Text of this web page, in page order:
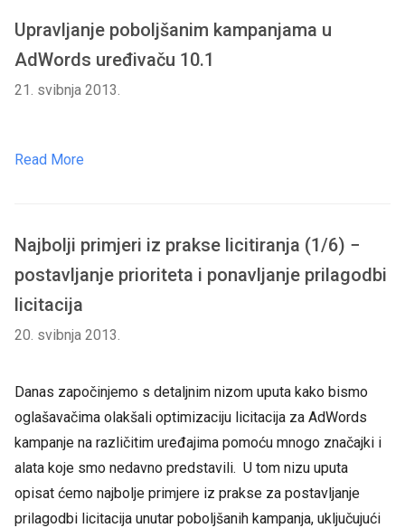
Upravljanje poboljšanim kampanjama u
AdWords uređivaču 10.1
21. svibnja 2013.
Read More
Najbolji primjeri iz prakse licitiranja (1/6) −
postavljanje prioriteta i ponavljanje prilagodbi
licitacija
20. svibnja 2013.
Danas započinjemo s detaljnim nizom uputa kako bismo
oglašavačima olakšali optimizaciju licitacija za AdWords
kampanje na različitim uređajima pomoću mnogo značajki i
alata koje smo nedavno predstavili. U tom nizu uputa
opisat ćemo najbolje primjere iz prakse za postavljanje
prilagodbi licitacija unutar poboljšanih kampanja, uključujući